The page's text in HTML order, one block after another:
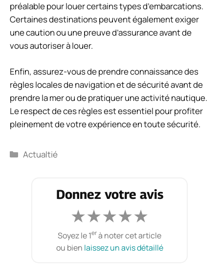
préalable pour louer certains types d’embarcations.
Certaines destinations peuvent également exiger
une caution ou une preuve d’assurance avant de
vous autoriser à louer.
Enfin, assurez-vous de prendre connaissance des
règles locales de navigation et de sécurité avant de
prendre la mer ou de pratiquer une activité nautique.
Le respect de ces règles est essentiel pour profiter
pleinement de votre expérience en toute sécurité.
Catégories
Actualtié
Donnez votre avis
★★★★★
Soyez le 1erà noter cet article
ou bien laissez un avis détaillé